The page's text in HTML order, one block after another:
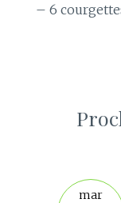
– 6
mar